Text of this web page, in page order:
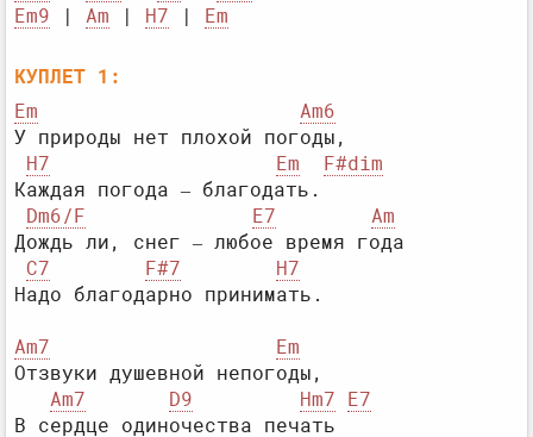
Em9 | Am | H7 | Em
КУПЛЕТ 1:
Em
Am6
У природы нет плохой погоды,
H7
Em
F#dim
Каждая погода – благодать.
Dm6/F
E7
Am
Дождь ли, снег – любое время года
C7
F#7
H7
Am7
Em
Отзвуки душевной непогоды,
Am7
D9 Hm7
E7